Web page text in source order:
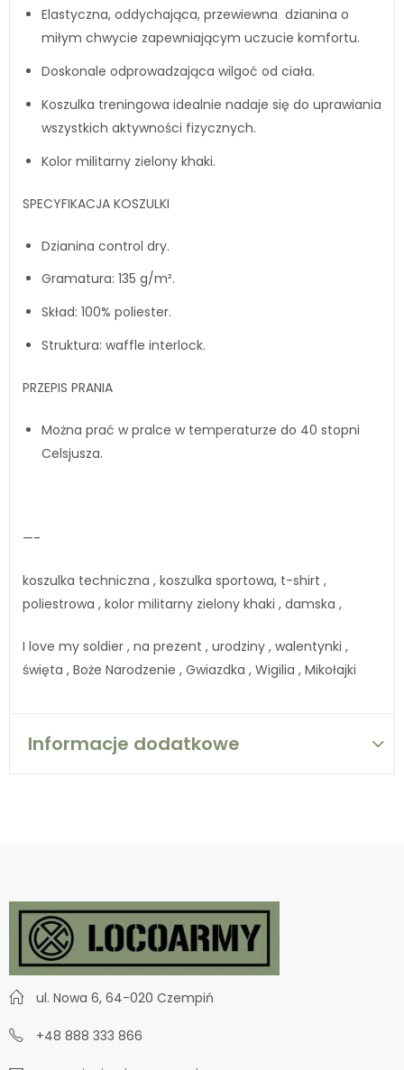
Elastyczna, oddychająca, przewiewna dzianina o
miłym chwycie zapewniającym uczucie komfortu.
Doskonale odprowadzająca wilgoć od ciała.
Koszulka treningowa idealnie nadaje się do uprawiania
wszystkich aktywności fizycznych.
Kolor militarny zielony khaki.
SPECYFIKACJA KOSZULKI
Dzianina control dry.
Gramatura: 135 g/m².
Skład: 100% poliester.
Struktura: waffle interlock.
PRZEPIS PRANIA
Można prać w pralce w temperaturze do 40 stopni
Celsjusza.
—-
koszulka techniczna , koszulka sportowa, t-shirt ,
poliestrowa , kolor militarny zielony khaki , damska ,
I love my soldier , na prezent , urodziny , walentynki ,
święta , Boże Narodzenie , Gwiazdka , Wigilia , Mikołajki
Informacje dodatkowe
ul. Nowa 6, 64-020 Czempiń
+48 888 333 866